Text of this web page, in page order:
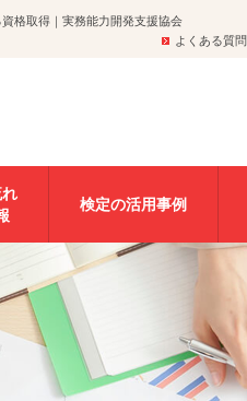
格取得｜実務能力開発支援協会
よくある質問
検定の活用事例